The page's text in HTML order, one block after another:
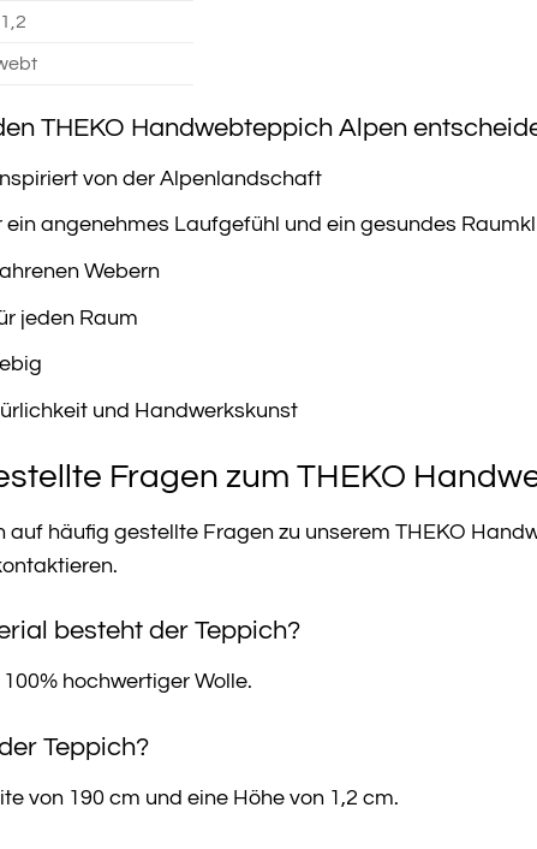
THEKO Handwebteppich Alpen
von der Alpenlandschaft
ein angenehmes Laufgefühl und ein gesundes
Webern
jeden Raum
und Handwerkskunst
Fragen zum THEKO
auf häufig gestellte Fragen zu unserem THEKO
besteht der Teppich?
hochwertiger Wolle.
Teppich?
von 190 cm und eine Höhe von 1,2 cm.